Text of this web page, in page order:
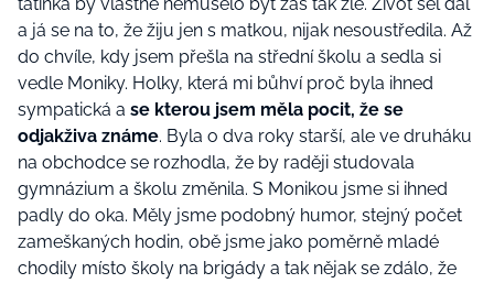
a já se na to, že žiju jen s matkou, nijak nesoustředila. Až
do chvíle, kdy jsem přešla na střední školu a sedla si
vedle Moniky. Holky, která mi bůhví proč byla ihned
sympatická a se kterou jsem měla pocit, že se
odjakživa známe. Byla o dva roky starší, ale ve druháku
na obchodce se rozhodla, že by raději studovala
gymnázium a školu změnila. S Monikou jsme si ihned
padly do oka. Měly jsme podobný humor, stejný počet
zameškaných hodin, obě jsme jako poměrně mladé
chodily místo školy na brigády a tak nějak se zdálo, že